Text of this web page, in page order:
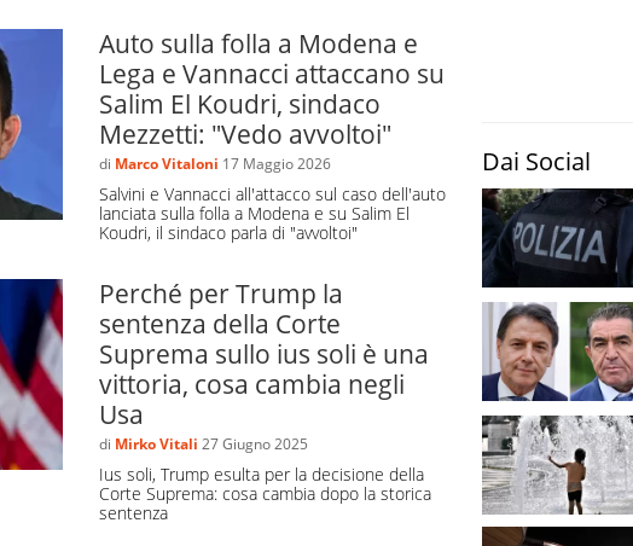
e che l’applicazione di ulteriori diritti farebbe
controllo. Secondo idati Eurostatnel 2019 l’Italia
al
18% di tutte le cittadinanze concesse
concesse solo la Germania (132 mila, 19% del
supera la media europea per quanto riguarda il
tra chi ha acquisito la cittadinanza in un anno
La media europea è del 2%, quella italiana del
‘diritto di sangue’ basato sul criterio della
genitore italiano, diventa automaticamente
legge 91/1992(‘Nuove norme sulla cittadinanza’).
“È cittadino per nascita il figlio di padre o di
della Repubblica se entrambi i genitori sono
segue la cittadinanza dei genitori secondo la legge
Auto sulla folla a Modena e
Lega e Vannacci attaccano su
Salim El Koudri, sindaco
Mezzetti: "Vedo avvoltoi"
di Marco Vitaloni 17 Maggio 2026
Salvini e Vannacci all'attacco sul caso dell'auto
lanciata sulla folla a Modena e su Salim El
Koudri, il sindaco parla di "avvoltoi"
Perché per Trump la
sentenza della Corte
Suprema sullo ius soli è una
vittoria, cosa cambia negli
Usa
di Mirko Vitali 27 Giugno 2025
Ius soli, Trump esulta per la decisione della
Corte Suprema: cosa cambia dopo la storica
sentenza
Dai Social